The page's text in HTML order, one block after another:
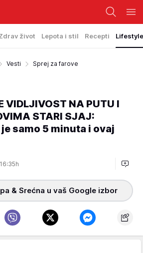
život Lepota i stil Recepti Lifestyle
Vesti Sprej za farove
VIDLJIVOST NA PUTU I
STARI SJAJ:
samo 5 minuta i ovaj
& Srećna u vaš Google izbor